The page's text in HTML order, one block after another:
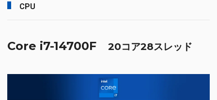
CPU
Core i7-14700F 20コア28スレッド